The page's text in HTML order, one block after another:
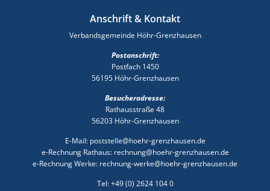
Anschrift & Kontakt
Verbandsgemeinde Höhr-Grenzhausen
Postanschrift:
Postfach 1450
56195 Höhr-Grenzhausen
Besucheradresse:
Rathausstraße 48
56203 Höhr-Grenzhausen
E-Mail: poststelle@hoehr-grenzhausen.de
e-Rechnung Rathaus: rechnung@hoehr-grenzhausen.de
e-Rechnung Werke: rechnung-werke@hoehr-grenzhausen.de
Tel: +49 (0) 2624 104 0